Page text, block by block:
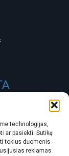
technologijas,
ar pasiekti. Sutikę
tokius duomenis
reklamas.